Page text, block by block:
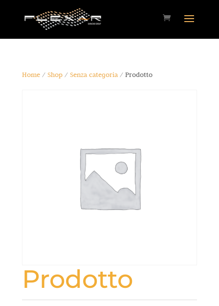
Home/ Shop/ Senza categoria/ Prodotto
Prodotto